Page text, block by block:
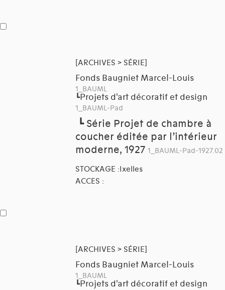
[ARCHIVES > SÉRIE]
Fonds Baugniet Marcel-Louis
1_BAUML
┗Projets d'art décoratif et design
1_BAUML-Pad
┗ Série Projet de chambre à
coucher éditée par l’intérieur
moderne, 1927 1_BAUML-Pad-1927.02
STOCKAGE :Ixelles
ACCES :
[ARCHIVES > SÉRIE]
Fonds Baugniet Marcel-Louis
1_BAUML
┗Projets d'art décoratif et design